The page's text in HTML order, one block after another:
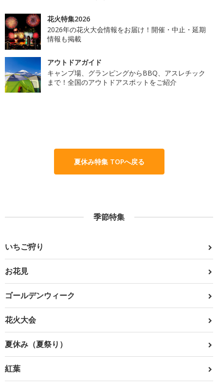
花火特集2026
2026年の花火大会情報をお届け！開催・中止・延期
情報も掲載
アウトドアガイド
キャンプ場、グランピングからBBQ、アスレチック
まで！全国のアウトドアスポットをご紹介
夏休み特集 TOPへ戻る
季節特集
いちご狩り
お花見
ゴールデンウィーク
花火大会
夏休み（夏祭り）
紅葉